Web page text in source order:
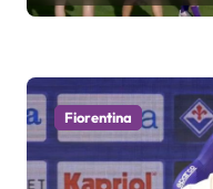
Fiorentina